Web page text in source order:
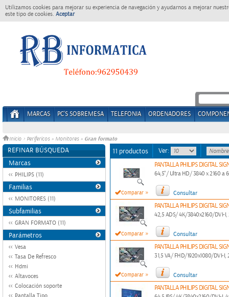
Utilizamos cookies para mejorar su experiencia de navegación y ayudarnos a mejorar
este tipo de cookies. Aceptar
MARCAS PC'S SOBREMESA TELEFONIA ORDENADORES
Inicio > Perifericos » Monitores » Gran formato
REFINAR BÚSQUEDA
Marcas
PHILIPS (11)
Familias
MONITORES (11)
Subfamilias
GRAN FORMATO (11)
Parámetros
Vesa
Tasa De Refresco
Hdmi
Altavoces
Colocación soporte
11 productos Ver:
Comparar »
PANTALLA PHILIPS DIGITAL
64,5"/ Ultra HD/ 3840 x 2160 a
Consultar
Comparar »
PANTALLA PHILIPS DIGITAL
42,5 ADS/ 4K/3840x2160/DVI-I,
Consultar
Comparar »
PANTALLA PHILIPS DIGITAL
31,5 VA/ FHD/1920x1080/DVI-I,
Consultar
PANTALLA PHILIPS DIGITAL